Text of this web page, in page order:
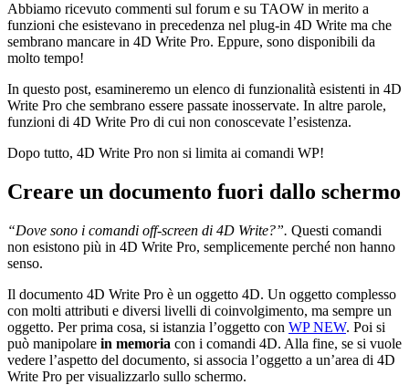
Abbiamo ricevuto commenti sul forum e su TAOW in merito a
funzioni che esistevano in precedenza nel plug-in 4D Write ma che
sembrano mancare in 4D Write Pro. Eppure, sono disponibili da
molto tempo!
In questo post, esamineremo un elenco di funzionalità esistenti in 4D
Write Pro che sembrano essere passate inosservate. In altre parole,
funzioni di 4D Write Pro di cui non conoscevate l’esistenza.
Dopo tutto, 4D Write Pro non si limita ai comandi WP!
Creare un documento fuori dallo schermo
“Dove sono i comandi off-screen di 4D Write?”. Questi comandi
non esistono più in 4D Write Pro, semplicemente perché non hanno
senso.
Il documento 4D Write Pro è un oggetto 4D. Un oggetto complesso
con molti attributi e diversi livelli di coinvolgimento, ma sempre un
oggetto. Per prima cosa, si istanzia l’oggetto con WP NEW. Poi si
può manipolare in memoria con i comandi 4D. Alla fine, se si vuole
vedere l’aspetto del documento, si associa l’oggetto a un’area di 4D
Write Pro per visualizzarlo sullo schermo.